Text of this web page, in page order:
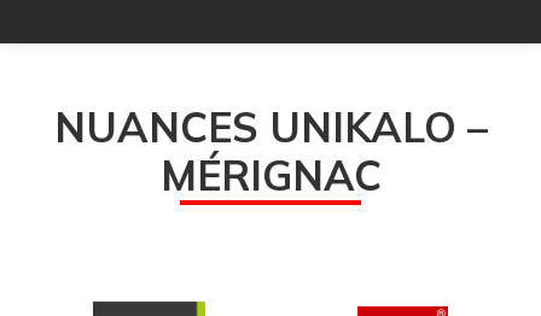
NUANCES UNIKALO –
MÉRIGNAC